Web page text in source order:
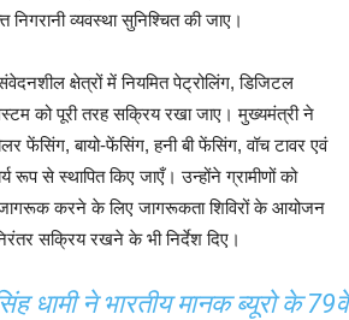
निगरानी व्यवस्था सुनिश्चित की जाए।
क्षेत्रों में नियमित पेट्रोलिंग, डिजिटल
को पूरी तरह सक्रिय रखा जाए। मुख्यमंत्री ने
फेंसिंग, बायो-फेंसिंग, हनी बी फेंसिंग, वॉच टावर एवं
रूप से स्थापित किए जाएँ। उन्होंने ग्रामीणों को
जागरूक करने के लिए जागरूकता शिविरों के आयोजन
सक्रिय रखने के भी निर्देश दिए।
धामी ने भारतीय मानक ब्यूरो के 79वें